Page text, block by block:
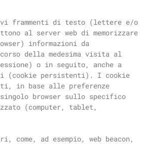
frammenti di testo (lettere e/o
al server web di memorizzare
informazioni da
della medesima visita al
o in seguito, anche a
(cookie persistenti). I cookie
in base alle preferenze
browser sullo specifico
(computer, tablet,
come, ad esempio, web beacon,